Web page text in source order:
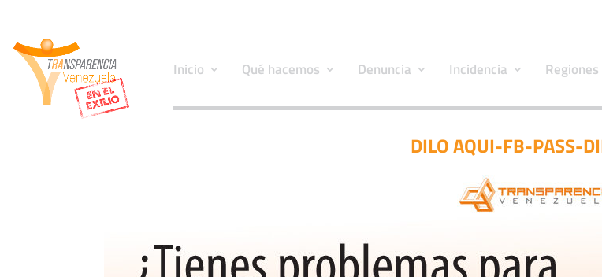
Inicio Qué hacemos Denuncia Incidencia Regiones
DILO AQUI-FB-PASS-